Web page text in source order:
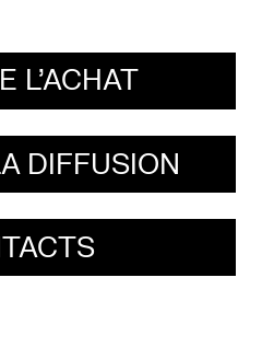
L'ACHAT
DIFFUSION